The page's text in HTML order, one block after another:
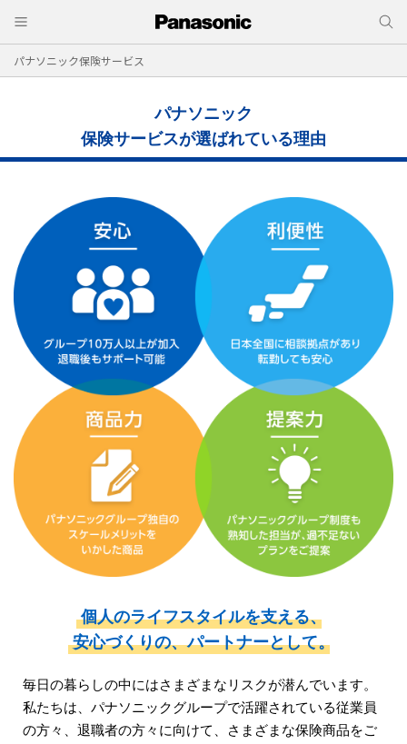
パナソニック保険サービス
パナソニック
保険サービスが選ばれている理由
個人のライフスタイルを支える、
安心づくりの、パートナーとして。
毎日の暮らしの中にはさまざまなリスクが潜んでいます。
私たちは、パナソニックグループで活躍されている従業員
の方々、 退職者の方々に向けて、さまざまな保険商品をご